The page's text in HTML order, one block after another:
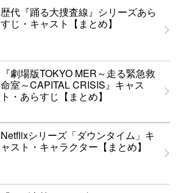
歴代『踊る大捜査線』シリーズあら
すじ・キャスト【まとめ】
『劇場版TOKYO MER～走る緊急救
命室～CAPITAL CRISIS』キャス
ト・あらすじ【まとめ】
Netflixシリーズ「ダウンタイム」キ
ャスト・キャラクター【まとめ】